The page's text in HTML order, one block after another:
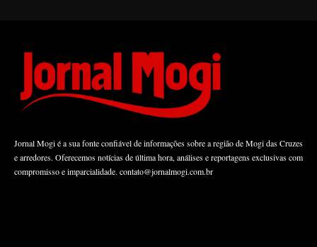
Jornal Mogi é a sua fonte confiável de informações sobre a região de Mogi das Cruzes
e arredores. Oferecemos notícias de última hora, análises e reportagens exclusivas com
compromisso e imparcialidade. contato@jornalmogi.com.br